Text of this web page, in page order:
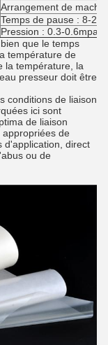
Arrangement de
Temps de pause : 8-
Pression : 0.3-0.6mpa
que le temps
température de
la température, la
presseur doit être
conditions de liaison
ici sont
de liaison
de
d'application, direct
ou de